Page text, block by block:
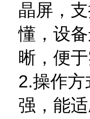
晶屏，
懂，设
晰，便
2.操作
强，能